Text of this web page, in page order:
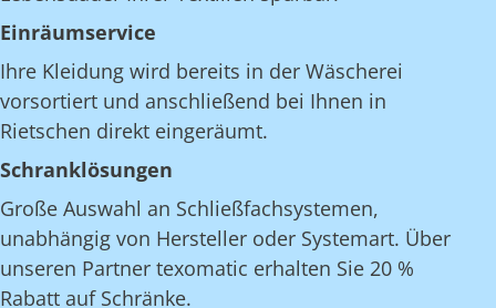
Einräumservice
Ihre Kleidung wird bereits in der Wäscherei
vorsortiert und anschließend bei Ihnen in
Rietschen direkt eingeräumt.
Schranklösungen
Große Auswahl an Schließfachsystemen,
unabhängig von Hersteller oder Systemart. Über
unseren Partner texomatic erhalten Sie 20 %
Rabatt auf Schränke.